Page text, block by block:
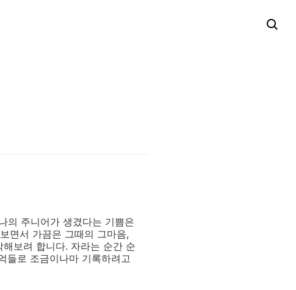
의 주니어가 생겼다는 기쁨은
면서 가끔은 그때의 그마음,
보려 합니다. 자라는 순간 순
들로 조금이나마 기록하려고